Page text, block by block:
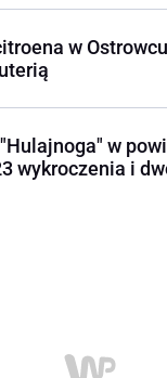
w
w
wykroczenia i